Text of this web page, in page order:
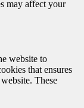
may affect your
website to
that ensures
These